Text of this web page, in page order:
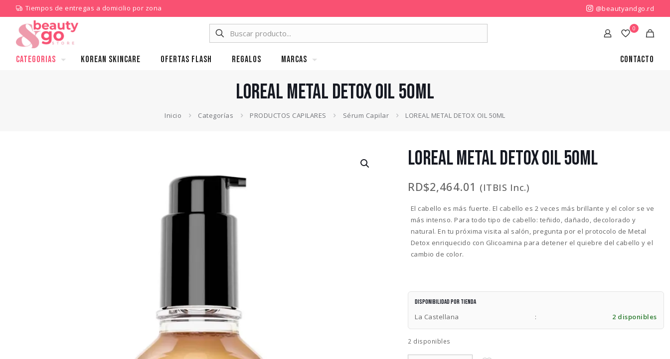
Tiempos de entregas a domicilio por zona @beautyandgo.rd
0
CATEGORIAS KOREAN SKINCARE Ofertas Flash Regalos MARCAS Contacto
LOREAL METAL DETOX OIL 50ML
Inicio Categorías PRODUCTOS CAPILARES Sérum Capilar LOREAL METAL DETOX OIL 50ML
LOREAL METAL DETOX OIL 50ML
RD$2,464.01 (ITBIS Inc.)
El cabello es más fuerte. El cabello es 2 veces más brillante y el color se ve
más intenso. Para todo tipo de cabello: teñido, dañado, decolorado y
natural. En tu próxima visita al salón, pregunta por el protocolo de Metal
Detox enriquecido con Glicoamina para detener el quiebre del cabello y el
cambio de color.
Disponibilidad por tienda
La Castellana : 2 disponibles
2 disponibles